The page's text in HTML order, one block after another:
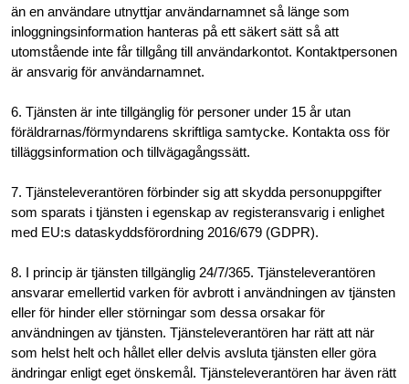
än en användare utnyttjar användarnamnet så länge som
inloggningsinformation hanteras på ett säkert sätt så att
utomstående inte får tillgång till användarkontot. Kontaktpersonen
är ansvarig för användarnamnet.
6. Tjänsten är inte tillgänglig för personer under 15 år utan
föräldrarnas/förmyndarens skriftliga samtycke. Kontakta oss för
tilläggsinformation och tillvägagångssätt.
7. Tjänsteleverantören förbinder sig att skydda personuppgifter
som sparats i tjänsten i egenskap av registeransvarig i enlighet
med EU:s dataskyddsförordning 2016/679 (GDPR).
8. I princip är tjänsten tillgänglig 24/7/365. Tjänsteleverantören
ansvarar emellertid varken för avbrott i användningen av tjänsten
eller för hinder eller störningar som dessa orsakar för
användningen av tjänsten. Tjänsteleverantören har rätt att när
som helst helt och hållet eller delvis avsluta tjänsten eller göra
ändringar enligt eget önskemål. Tjänsteleverantören har även rätt